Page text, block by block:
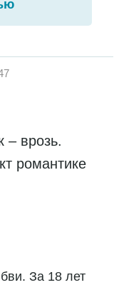
– врозь.
романтике
За 18 лет